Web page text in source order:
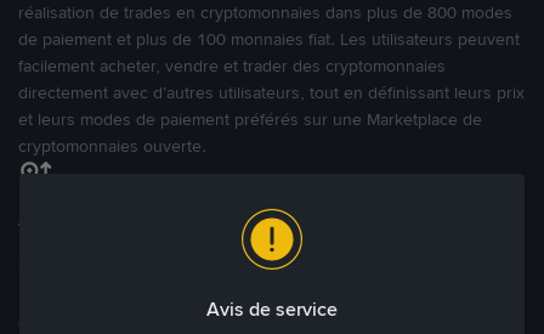
réalisation de trades en cryptomonnaies dans plus de 800 modes
de paiement et plus de 100 monnaies fiat. Les utilisateurs peuvent
facilement acheter, vendre et trader des cryptomonnaies
directement avec d’autres utilisateurs, tout en définissant leurs prix
et leurs modes de paiement préférés sur une Marketplace de
cryptomonnaies ouverte.
Tradez à des prix avantageux pour vous
Tradez des cryptos en étant libres d’acheter et de vendre à votre
des annonces commerciales pour fixer vos propres prix.
Avis de service